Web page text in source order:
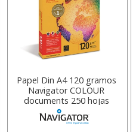
Papel Din A4 120 gramos
Navigator COLOUR
documents 250 hojas